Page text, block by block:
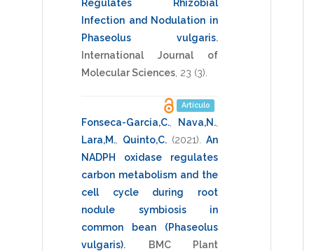
Regulates Rhizobial
Infection and Nodulation in
Phaseolus vulgaris.
International Journal of
Molecular Sciences 23 (3).
Artículo
Fonseca-Garcia,C. Nava,N.
Lara,M.
Quinto,C. (2021)
An
NADPH oxidase regulates
carbon metabolism and the
cell cycle during root
nodule symbiosis in
common bean (Phaseolus
vulgaris).
BMC Plant